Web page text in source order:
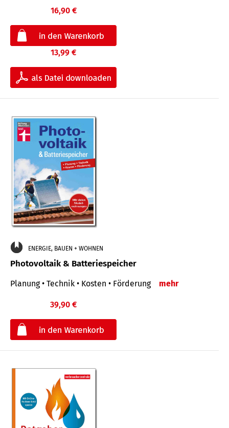
16,90 €
13,99 €
ENERGIE, BAUEN + WOHNEN
Photovoltaik & Batteriespeicher
Planung • Technik • Kosten • Förderung mehr
39,90 €